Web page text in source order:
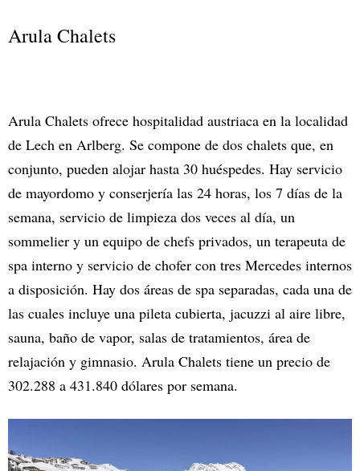
Arula Chalets
Arula Chalets ofrece hospitalidad austriaca en la localidad
de Lech en Arlberg. Se compone de dos chalets que, en
conjunto, pueden alojar hasta 30 huéspedes. Hay servicio
de mayordomo y conserjería las 24 horas, los 7 días de la
semana, servicio de limpieza dos veces al día, un
sommelier y un equipo de chefs privados, un terapeuta de
spa interno y servicio de chofer con tres Mercedes internos
a disposición. Hay dos áreas de spa separadas, cada una de
las cuales incluye una pileta cubierta, jacuzzi al aire libre,
sauna, baño de vapor, salas de tratamientos, área de
relajación y gimnasio. Arula Chalets tiene un precio de
302.288 a 431.840 dólares por semana.